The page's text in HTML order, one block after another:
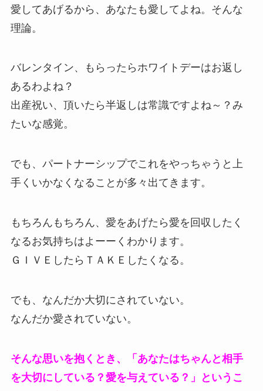
愛してあげるから、あなたも愛してよね。そんな
理論。
バレンタイン、もらったらホワイトデーはお返し
あるわよね？
出産祝い、頂いたら半返しは常識ですよね～？み
たいな感覚。
でも、パートナーシップでこれをやっちゃうと上
手くいかなくなることが多々出てきます。
もちろんもちろん、愛をあげたら愛を回収したく
なるお気持ちはよーーくわかります。
ＧＩＶＥしたらＴＡＫＥしたくなる。
でも、なんだか大切にされていない。
なんだか愛されていない。
そんな思いを抱くとき、「あなたはちゃんと相手
を大切にしている？愛を与えている？」というこ